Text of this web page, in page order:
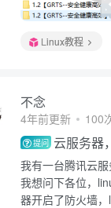
Linux教程
不念
4年前更新 100
提问 云服务器
我有一台腾讯云服
我想问下各位，
器开启了防火墙，